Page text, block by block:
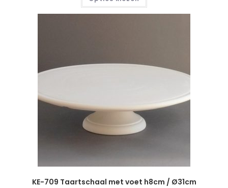
KE-709 Taartschaal met voet h8cm / Ø31cm